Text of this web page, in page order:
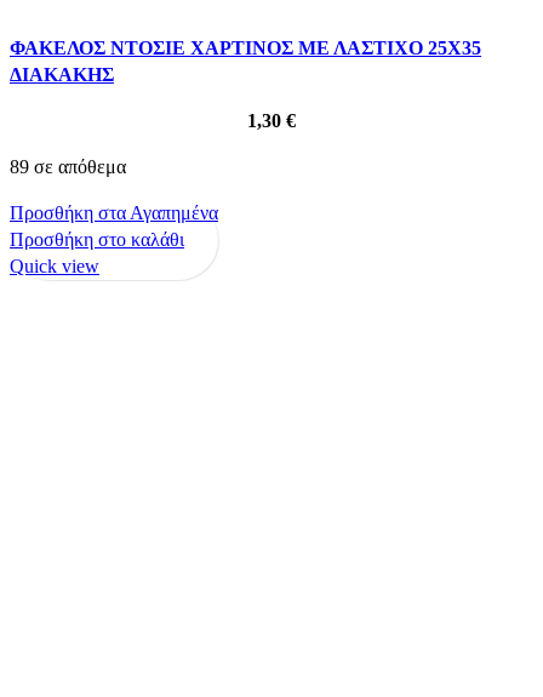
ΦΑΚΕΛΟΣ ΝΤΟΣΙΕ ΧΑΡΤΙΝΟΣ ΜΕ ΛΑΣΤΙΧΟ 25Χ35
ΔΙΑΚΑΚΗΣ
1,30 €
89 σε απόθεμα
Προσθήκη στα Αγαπημένα
Προσθήκη στο καλάθι
Quick view